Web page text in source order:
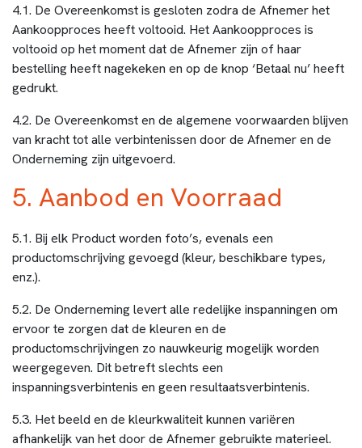
4.1. De Overeenkomst is gesloten zodra de Afnemer het
Aankoopproces heeft voltooid. Het Aankoopproces is
voltooid op het moment dat de Afnemer zijn of haar
bestelling heeft nagekeken en op de knop ‘Betaal nu’ heeft
gedrukt.
4.2. De Overeenkomst en de algemene voorwaarden blijven
van kracht tot alle verbintenissen door de Afnemer en de
Onderneming zijn uitgevoerd.
5. Aanbod en Voorraad
5.1. Bij elk Product worden foto’s, evenals een
productomschrijving gevoegd (kleur, beschikbare types,
enz.).
5.2. De Onderneming levert alle redelijke inspanningen om
ervoor te zorgen dat de kleuren en de
productomschrijvingen zo nauwkeurig mogelijk worden
weergegeven. Dit betreft slechts een
inspanningsverbintenis en geen resultaatsverbintenis.
5.3. Het beeld en de kleurkwaliteit kunnen variëren
afhankelijk van het door de Afnemer gebruikte materieel.